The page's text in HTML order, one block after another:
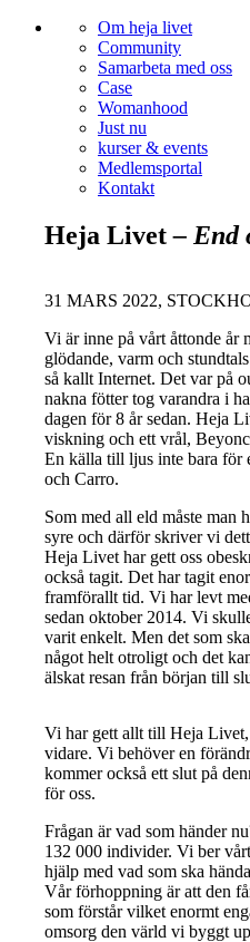
Om heja livet
Community
Samarbeta med oss
Case
Womanhood
Just nu
kurser & events
Medlemsportal
Kontakt
Heja Livet– End
31 MARS 2022,
Vi är inne på vårt åttonde år
glödande, varm och
så kallt Internet. Det var på
nakna fötter tog varandra i
dagen för 8 år sedan. Heja
viskning och ett vrål,
En källa till ljus inte bara för
och Carro.
Som med all eld måste man
syre och därför skriver vi
Heja Livet har gett oss
också tagit. Det har tagit
framförallt tid. Vi har levt
sedan oktober 2014. Vi
varit enkelt. Men det som
något helt otroligt och det
älskat resan från början till
Vi har gett allt till Heja Livet,
vidare. Vi behöver en
kommer också ett slut på
för oss.
Frågan är vad som händer
132 000 individer. Vi ber
hjälp med vad som ska
Vår förhoppning är att den
som förstår vilket enormt
omsorg den värld vi byggt